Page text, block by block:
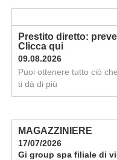
Prestito diretto:
Clicca qui
09.08.2026
Puoi ottenere tutto ciò
ti dà di più
MAGAZZINIERE
17/07/2026
Gi group spa filiale di